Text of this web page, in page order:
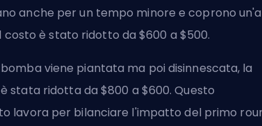
anche per un tempo minore e coprono
costo è stato ridotto da $600 a $500.
viene piantata ma poi disinnescata, la
stata ridotta da $800 a $600. Questo
lavora per bilanciare l'impatto del primo